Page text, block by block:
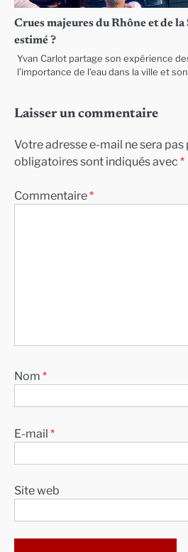
Crues majeures du Rhône et de la
estimé ?
Yvan Carlot partage son expérience
l’importance de l’eau dans la ville et
Laisser un commentaire
Votre adresse e-mail ne sera pas
obligatoires sont indiqués avec *
Commentaire*
Nom *
E-mail *
Site web